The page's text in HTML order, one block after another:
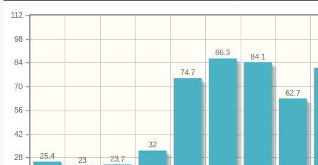
28
42
56
70
84
98
112
62.7
84.1
86.3
74.7
32
23.7
23
25.4